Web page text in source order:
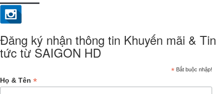
Đăng ký nhận thông tin Khuyến mãi & Tin
tức từ SAIGON HD
* Bắt buộc nhập!
Họ & Tên *